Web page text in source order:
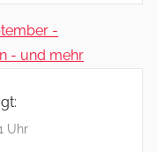
-
- und mehr
Uhr